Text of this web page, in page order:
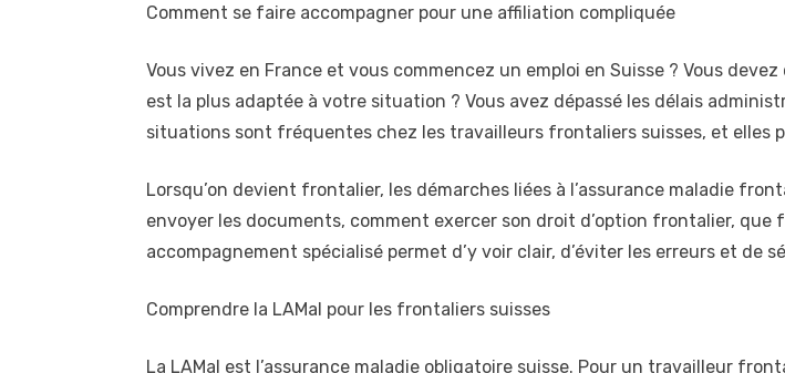
Comment se faire accompagner pour une affiliation compliquée
Vous vivez en France et vous commencez un emploi en Suisse ? Vous
est la plus adaptée à votre situation ? Vous avez dépassé les délais
situations sont fréquentes chez les travailleurs frontaliers suisses, et elles
Lorsqu’on devient frontalier, les démarches liées à l’assurance maladie
envoyer les documents, comment exercer son droit d’option frontalier,
accompagnement spécialisé permet d’y voir clair, d’éviter les erreurs et de
Comprendre la LAMal pour les frontaliers suisses
La LAMal est l’assurance maladie obligatoire suisse. Pour un travailleur